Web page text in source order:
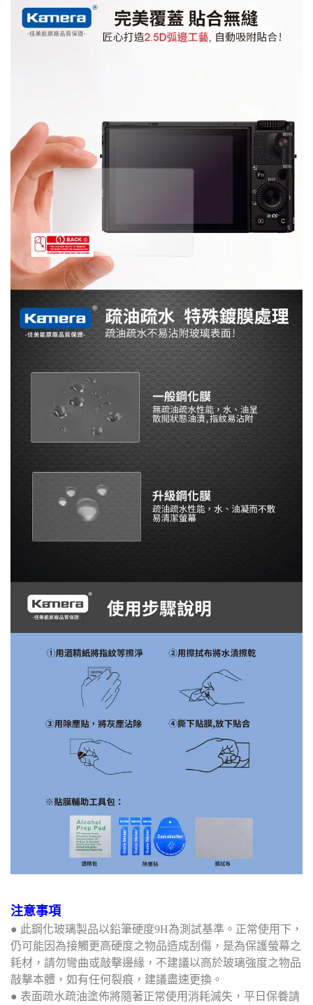
注意事項
● 此鋼化玻璃製品以鉛筆硬度9H為測試基準。正常使用下，
仍可能因為接觸更高硬度之物品造成刮傷，是為保護螢幕之
耗材，請勿彎曲或敲擊邊緣，不建議以高於玻璃強度之物品
敲擊本體，如有任何裂痕，建議盡速更換。
● 表面疏水疏油塗佈將隨著正常使用消耗滅失，平日保養請